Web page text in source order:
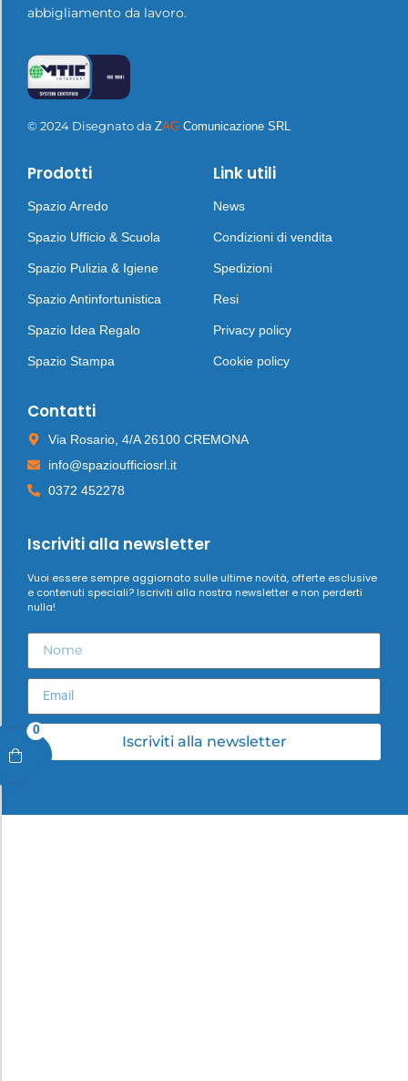
0
abbigliamento da lavoro.
© 2024 Disegnato da ZAG Comunicazione SRL
Prodotti
Spazio Arredo
Spazio Ufficio & Scuola
Spazio Pulizia & Igiene
Spazio Antinfortunistica
Spazio Idea Regalo
Spazio Stampa
Link utili
News
Condizioni di vendita
Spedizioni
Resi
Privacy policy
Cookie policy
Contatti
Via Rosario, 4/A 26100 CREMONA
info@spazioufficiosrl.it
0372 452278
Iscriviti alla newsletter
Vuoi essere sempre aggiornato sulle ultime novità, offerte esclusive
e contenuti speciali? Iscriviti alla nostra newsletter e non perderti
nulla!
Iscriviti alla newsletter